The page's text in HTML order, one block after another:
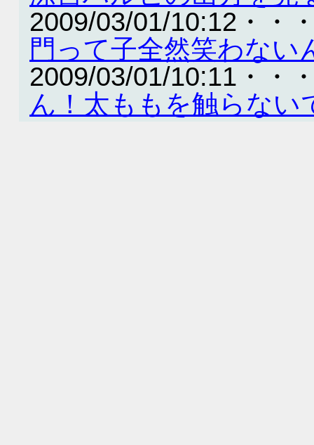
2009/03/01/10:12・・
門って子全然笑わない
2009/03/01/10:11・・
ん！太ももを触らない